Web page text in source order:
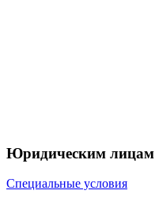
Юридическим лицам
Специальные условия